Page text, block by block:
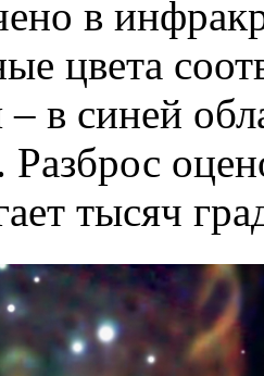
в
цвета
в синей
Разброс
тысяч